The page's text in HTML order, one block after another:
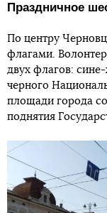
Праздничное
По центру
флагами.
двух флагов:
черного
площади города
поднятия